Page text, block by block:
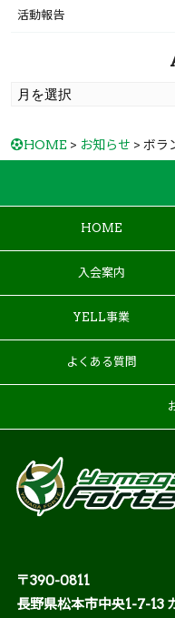
活動報告
HOME > お知らせ > ボラ
HOME
入会案内
YELL事業
よくある質問
〒390-0811
長野県松本市中央1-7-13